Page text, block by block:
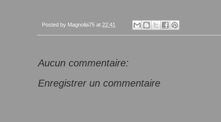
Posted by Magnolia75 at 22:41
Aucun commentaire:
Enregistrer un commentaire